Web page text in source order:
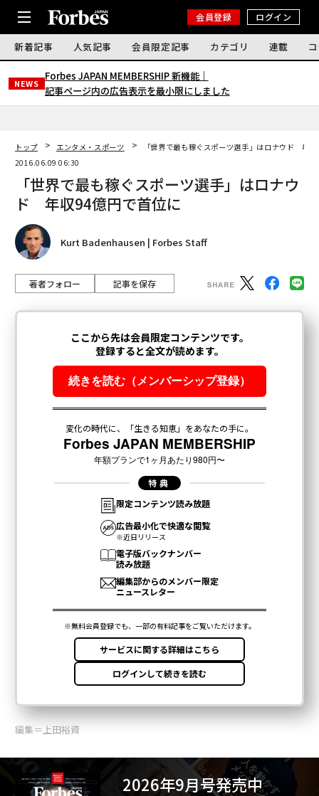
会員登録 ログイン
新着記事 人気記事 会員限定記事 カテゴリ 連載
NEWS
Forbes JAPAN MEMBERSHIP 新機能｜
記事ページ内の広告表示を最小限にしました
トップ エンタメ・スポーツ
「世界で最も稼ぐスポーツ選手」はロナウド 年
2016.06.09 06:30
「世界で最も稼ぐスポーツ選手」はロナウ
ド 年収94億円で首位に
Kurt Badenhausen | Forbes Staff
著者フォロー 記事を保存
編集＝上田裕資
2026年9月号発売中